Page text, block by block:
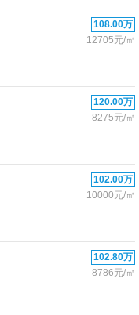
108.00万
12705元/㎡
120.00万
8275元/㎡
102.00万
10000元/㎡
102.80万
8786元/㎡